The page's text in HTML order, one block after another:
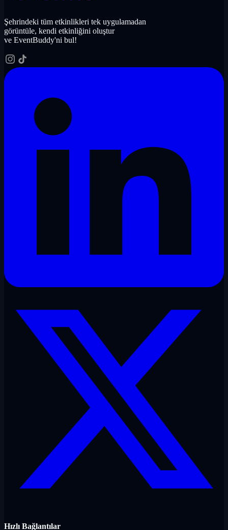
Şehrindeki tüm etkinlikleri tek uygulamadan
görüntüle, kendi etkinliğini oluştur
ve EventBuddy'ni bul!
Hızlı Bağlantılar